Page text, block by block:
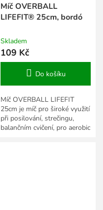
Míč OVERBALL
LIFEFIT® 25cm, bordó
Skladem
109 Kč
Do košíku
Míč OVERBALL LIFEFIT
25cm je míč pro široké využití
při posilování, strečingu,
balančním cvičení, pro aerobic